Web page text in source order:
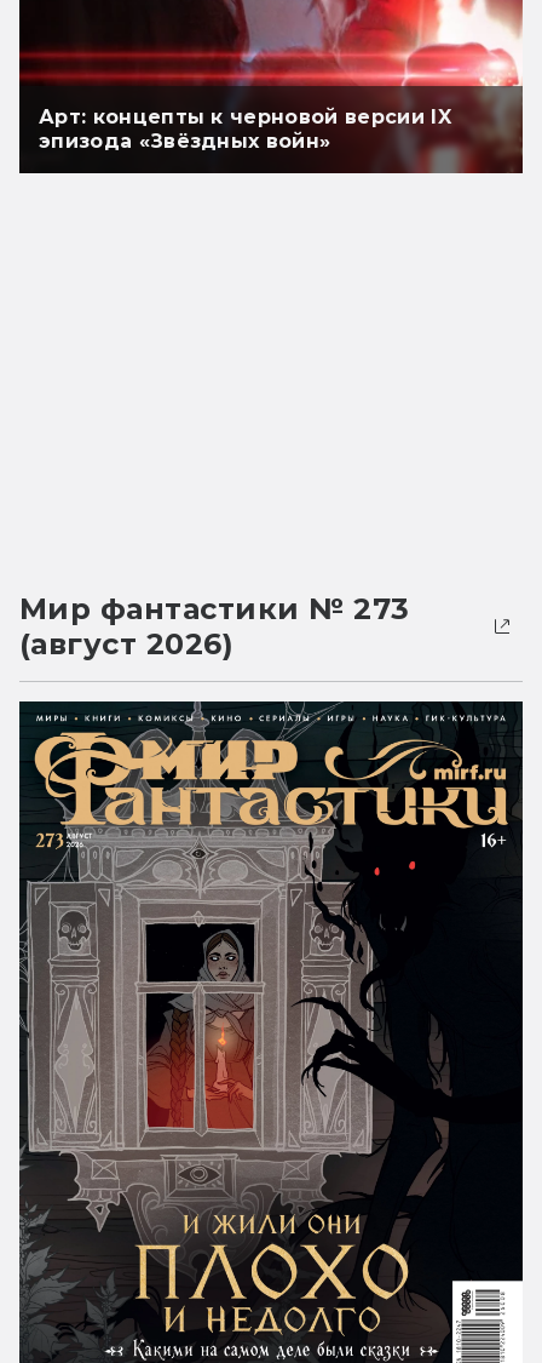
Арт: концепты к черновой версии IX
эпизода «Звёздных войн»
Мир фантастики № 273
(август 2026)